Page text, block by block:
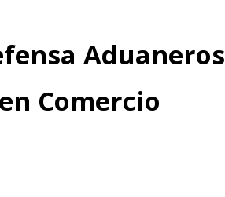
Aduaneros
Comercio